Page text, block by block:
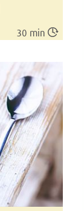
30 min 